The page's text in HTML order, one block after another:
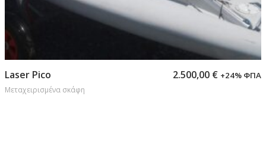
Προσθήκη στο καλάθι
Laser Pico
Μεταχειρισμένα σκάφη
2.500,00 € +24% ΦΠΑ